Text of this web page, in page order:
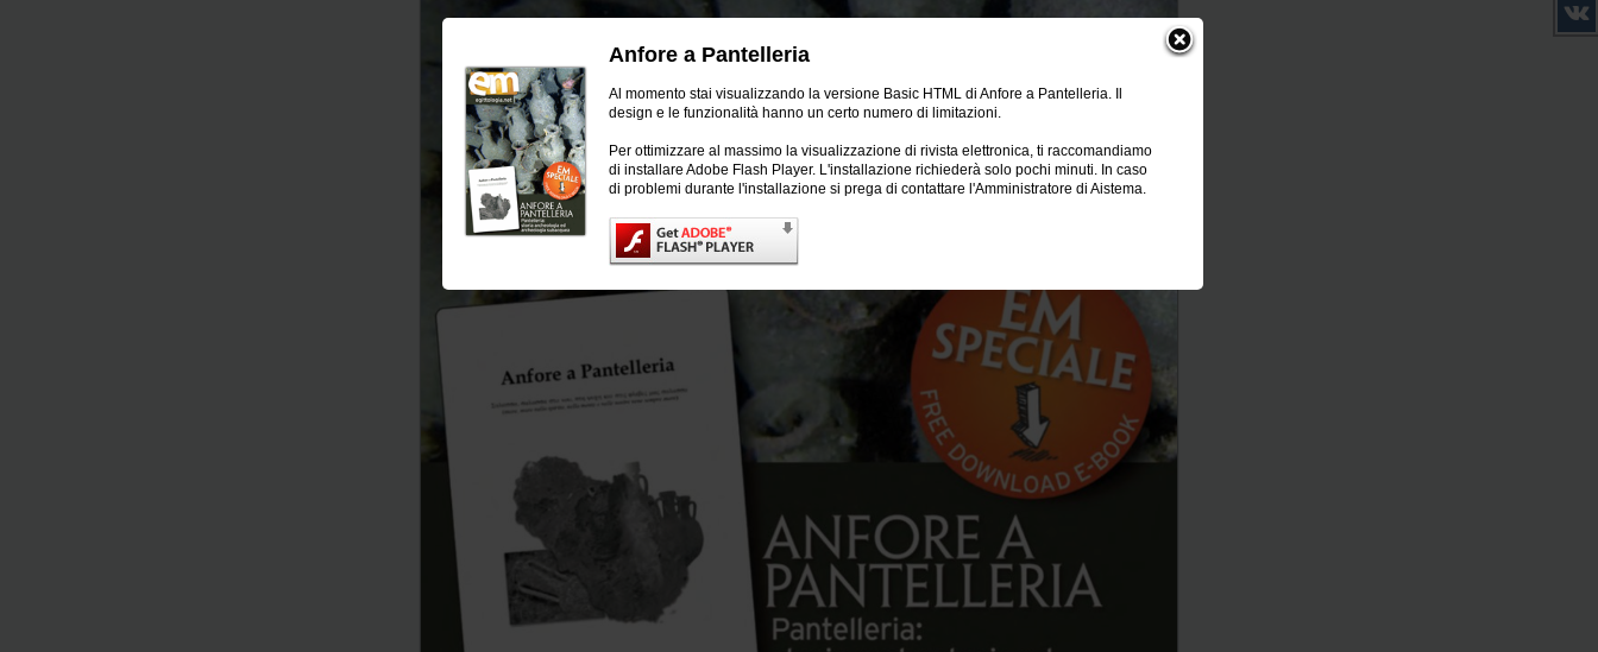
Anfore a Pantelleria
Al momento stai visualizzando la versione Basic HTML di Anfore a Pantelleria. Il
design e le funzionalità hanno un certo numero di limitazioni.
Per ottimizzare al massimo la visualizzazione di rivista elettronica, ti raccomandiamo
di installare Adobe Flash Player. L'installazione richiederà solo pochi minuti. In caso
di problemi durante l'installazione si prega di contattare l'Amministratore di Aistema.